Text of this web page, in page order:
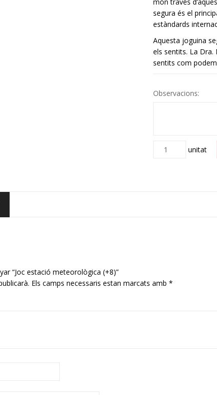
segura és el
estàndards
Aquesta joguina
els sentits. La Dra.
sentits com
Observacions:
Quantitat unitat
“Joc estació meteorològica (+8)”
Els camps necessaris estan marcats amb *